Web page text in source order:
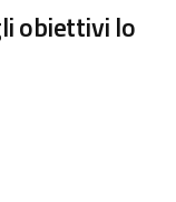
obiettivi lo